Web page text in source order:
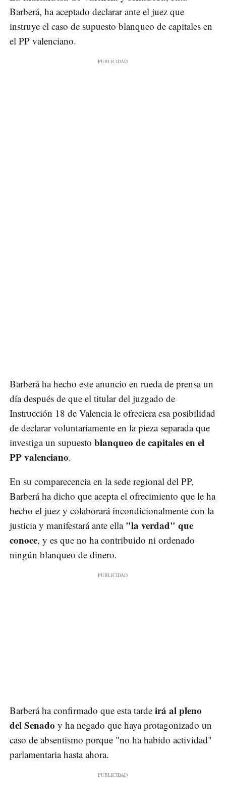
Barberá, ha aceptado declarar ante el juez que
instruye el caso de supuesto blanqueo de capitales en
el PP valenciano.
Barberá ha hecho este anuncio en rueda de prensa un
día después de que el titular del juzgado de
Instrucción 18 de Valencia le ofreciera esa posibilidad
de declarar voluntariamente en la pieza separada que
investiga un supuesto blanqueo de capitales en el
PP valenciano.
En su comparecencia en la sede regional del PP,
Barberá ha dicho que acepta el ofrecimiento que le ha
hecho el juez y colaborará incondicionalmente con la
justicia y manifestará ante ella"la verdad" que
conoce, y es que no ha contribuido ni ordenado
ningún blanqueo de dinero.
Barberá ha confirmado que esta tarde irá al pleno
del Senado y ha negado que haya protagonizado un
caso de absentismo porque "no ha habido actividad"
parlamentaria hasta ahora.